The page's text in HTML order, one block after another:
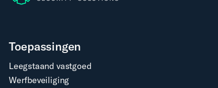
Toepassingen
Leegstaand vastgoed
Werfbeveiliging